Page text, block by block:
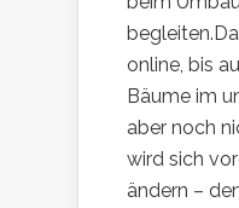
online, bis
Bäume im
aber noch
wird sich
ändern –